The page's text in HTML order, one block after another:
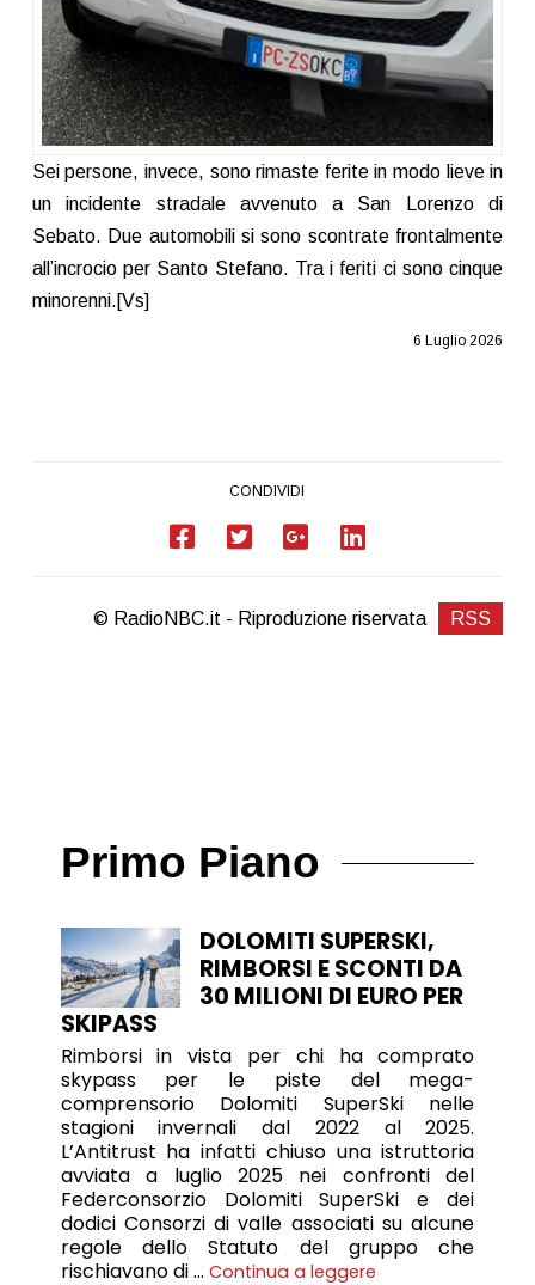
Sei persone, invece, sono rimaste ferite in modo lieve in
un incidente stradale avvenuto a San Lorenzo di
Sebato. Due automobili si sono scontrate frontalmente
all’incrocio per Santo Stefano. Tra i feriti ci sono cinque
minorenni.[Vs]
6 Luglio 2026
CONDIVIDI
© RadioNBC.it - Riproduzione riservata RSS
Primo Piano
DOLOMITI SUPERSKI,
RIMBORSI E SCONTI DA
30 MILIONI DI EURO PER
SKIPASS
Rimborsi in vista per chi ha comprato
skypass per le piste del mega-
comprensorio Dolomiti SuperSki nelle
stagioni invernali dal 2022 al 2025.
L’Antitrust ha infatti chiuso una istruttoria
avviata a luglio 2025 nei confronti del
Federconsorzio Dolomiti SuperSki e dei
dodici Consorzi di valle associati su alcune
regole dello Statuto del gruppo che
rischiavano di … Continua a leggere